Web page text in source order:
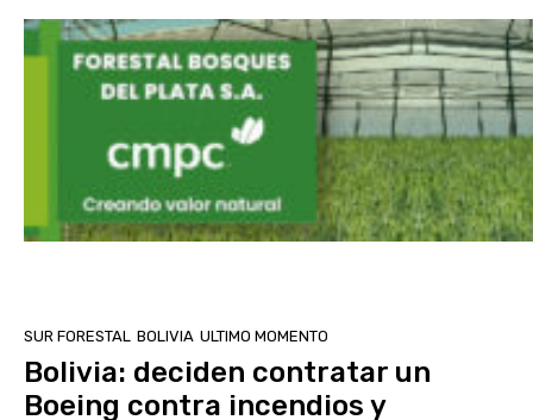
SUR FORESTAL BOLIVIA ULTIMO MOMENTO
Bolivia: deciden contratar un
Boeing contra incendios y